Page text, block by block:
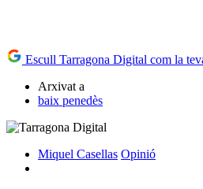
Escull Tarragona Digital com la
Arxivat a
baix penedès
Miquel Casellas Opinió